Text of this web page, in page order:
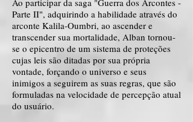
Ao participar da saga "Guerra dos Arcontes -
Parte II", adquirindo a habilidade através do
arconte Kalila-Oumbri, ao ascender e
transcender sua mortalidade, Alban tornou-
se o epicentro de um sistema de proteções
cujas leis são ditadas por sua própria
vontade, forçando o universo e seus
inimigos a seguirem as suas regras, que são
formuladas na velocidade de percepção atual
do usuário.